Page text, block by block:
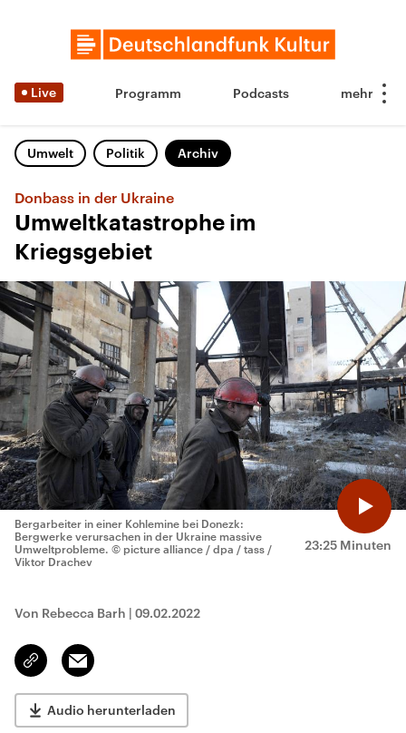
Live Programm Podcasts
Umwelt Politik Archiv
Donbass in der Ukraine
Umweltkatastrophe im
Kriegsgebiet
23:25 Minuten
Bergarbeiter in einer Kohlemine bei Donezk:
Bergwerke verursachen in der Ukraine massive
Umweltprobleme. © picture alliance / dpa / tass /
Viktor Drachev
Von Rebecca Barh | 09.02.2022
Link
kopieren/teilen
Email
Audio herunterladen